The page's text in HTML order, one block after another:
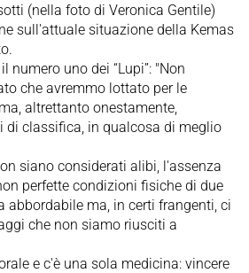
(nella foto di Veronica Gentile)
sull'attuale situazione della Kemas
numero uno dei “Lupi”: "Non
che avremmo lottato per le
altrettanto onestamente,
di classifica, in qualcosa di meglio
siano considerati alibi, l'assenza
perfette condizioni fisiche di due
abbordabile ma, in certi frangenti, ci
che non siamo riusciti a
e c'è una sola medicina: vincere